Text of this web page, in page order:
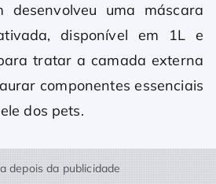
desenvolveu uma máscara
disponível em 1L e
tratar a camada externa
componentes essenciais
dos pets.
depois da publicidade